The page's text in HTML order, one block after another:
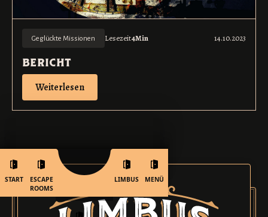
Geglückte Missionen Lesezeit4Min 14.10.2023
bericht
Weiterlesen
START
ESCAPE
ROOMS
LIMBUS MENÜ